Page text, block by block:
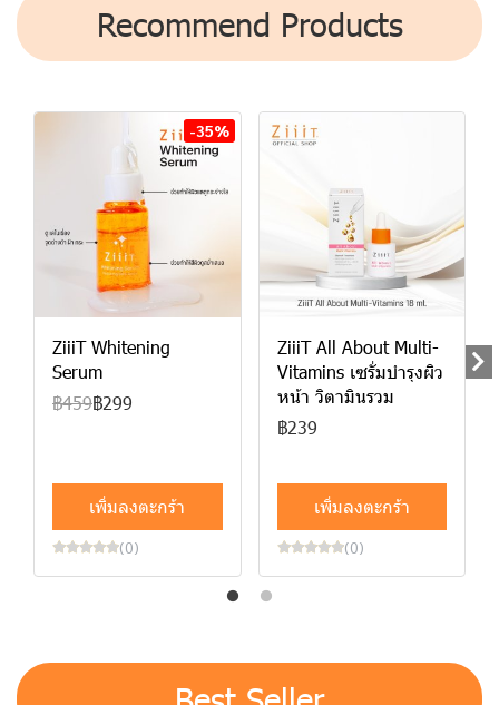
Recommend Products
-35%
ZiiiT Whitening
Serum
฿459฿299
เพิ่มลงตะกร้า
(0)
ZiiiT All About Multi-
Vitamins เซรั่มบำรุงผิว
หน้า วิตามินรวม
฿239
เพิ่มลงตะกร้า
(0)